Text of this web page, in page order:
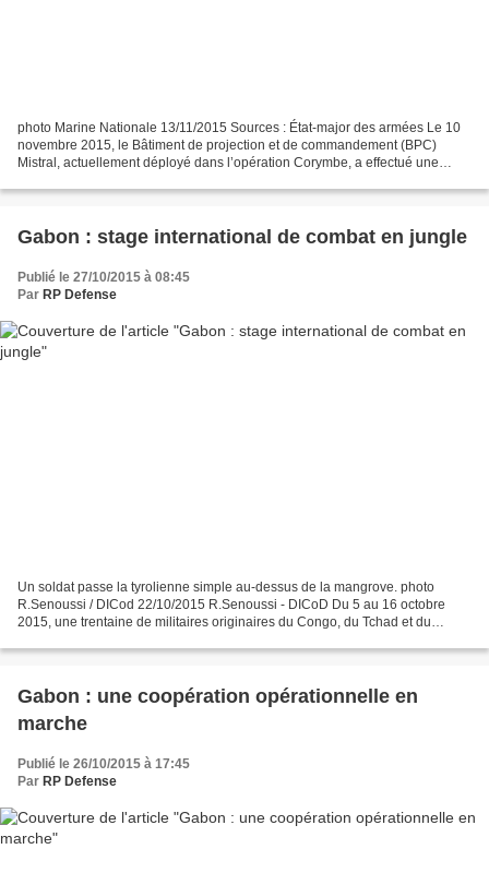
photo Marine Nationale 13/11/2015 Sources : État-major des armées Le 10
novembre 2015, le Bâtiment de projection et de commandement (BPC)
Mistral, actuellement déployé dans l’opération Corymbe, a effectué une
Gabon : stage international de combat en jungle
Publié le 27/10/2015 à 08:45
Par RP Defense
Un soldat passe la tyrolienne simple au-dessus de la mangrove. photo
R.Senoussi / DICod 22/10/2015 R.Senoussi - DICoD Du 5 au 16 octobre
2015, une trentaine de militaires originaires du Congo, du Tchad et du
Gabon : une coopération opérationnelle en
marche
Publié le 26/10/2015 à 17:45
Par RP Defense